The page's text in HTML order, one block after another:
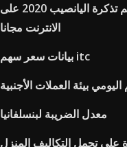
مشاهدة فيلم تذكرة اليانصيب 2020 على
الانترنت مجانا
بيانات سعر سهم itc
اليومي بيئة العملات الأجنبية
معدل الضريبة لبنسلفانيا
تحمل التكاليف المنزل